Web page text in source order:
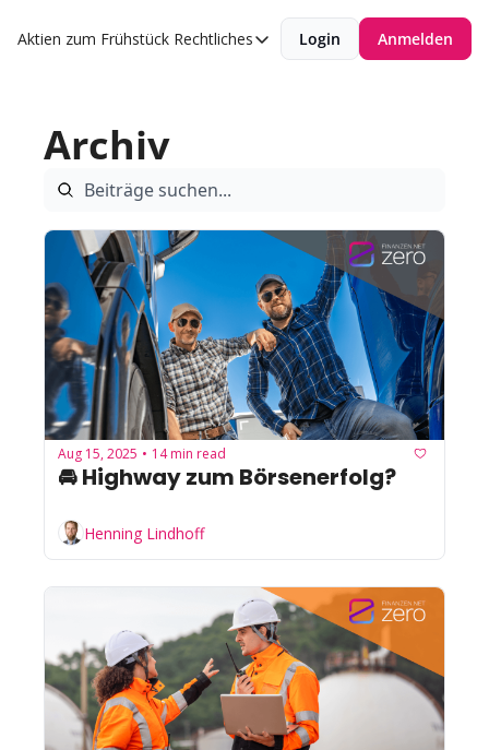
Aktien zum Frühstück Rechtliches
Rechtliches
Login Anmelden
Archiv
Aug 15, 2025 • 14 min read
🚘 Highway zum Börsenerfolg?
Henning Lindhoff